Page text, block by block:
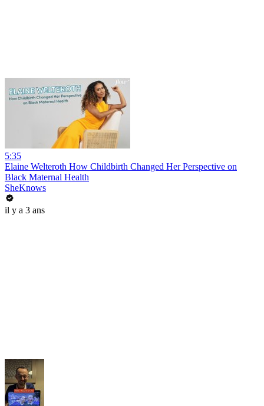
5:35
Elaine Welteroth How Childbirth Changed Her Perspective on
Black Maternal Health
SheKnows
il y a 3 ans